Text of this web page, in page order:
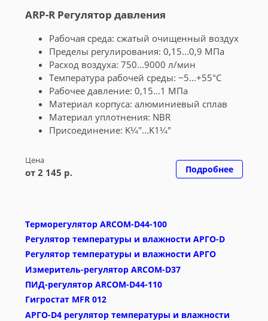
ARP-R Регулятор давления
Рабочая среда: сжатый очищенный воздух
Пределы регулирования: 0,15...0,9 МПа
Расход воздуха: 750...9000 л/мин
Температура рабочей среды: −5...+55°С
Рабочее давление: 0,15...1 МПа
Материал корпуса: алюминиевый сплав
Материал уплотнения: NBR
Присоединение: K¼"...K1¼"
Цена
от 2 145 р. Подробнее
Терморегулятор ARCOM-D44-100
Регулятор температуры и влажности АРГО-D
Регулятор температуры и влажности АРГО
Измеритель-регулятор ARCOM-D37
ПИД-регулятор ARCOM-D44-110
Гигростат MFR 012
АРГО-D4 регулятор температуры и влажности